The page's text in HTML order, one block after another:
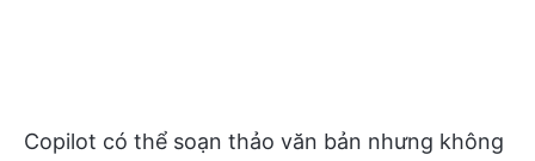
Copilot có thể soạn thảo văn bản nhưng không